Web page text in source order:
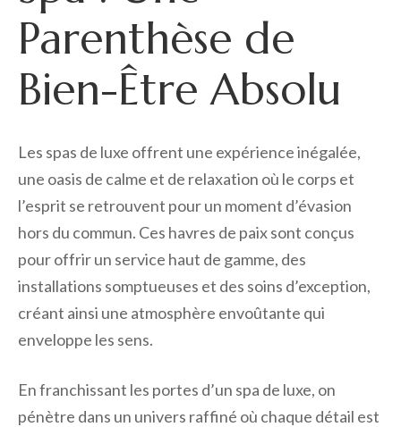
Parenthèse de
Bien-Être Absolu
Les spas de luxe offrent une expérience inégalée,
une oasis de calme et de relaxation où le corps et
l’esprit se retrouvent pour un moment d’évasion
hors du commun. Ces havres de paix sont conçus
pour offrir un service haut de gamme, des
installations somptueuses et des soins d’exception,
créant ainsi une atmosphère envoûtante qui
enveloppe les sens.
En franchissant les portes d’un spa de luxe, on
pénètre dans un univers raffiné où chaque détail est